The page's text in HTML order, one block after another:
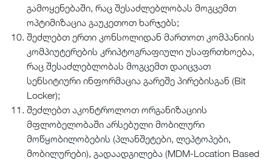
გამოყენებაში, რაც შესაძლებლობას მოგცემთ
ოპტიმიზაცია გაუკეთოთ ხარჯებს;
შეძლებთ ერთი კონსოლიდან მართოთ კომპანიის
კომპიუტერების კრიპტოგრაფიული უსაფრთხოება,
რაც შესაძლებლობას მოგცემთ დაიცვათ
სენსიტიური ინფორმაცია გარეშე პირებისგან (Bit
Locker);
შეძლებთ აკონტროლოთ ორგანიზაციის
მფლობელობაში არსებული მობილური
მოწყობილობების (პლანშეტები, ლეპტოპები,
მობილურები), გადაადგილება (MDM-Location Based